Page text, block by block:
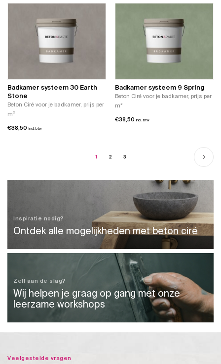
Badkamer systeem 30 Earth
Stone
Beton Ciré voor je badkamer, prijs per
m²
€38,50 incl. btw
Badkamer systeem 9 Spring
Beton Ciré voor je badkamer, prijs per
m²
€38,50 incl. btw
1 2 3
Inspiratie nodig?
Ontdek alle mogelijkheden met beton ciré
Zelf aan de slag?
Wij helpen je graag op gang met onze
leerzame workshops
Veelgestelde vragen